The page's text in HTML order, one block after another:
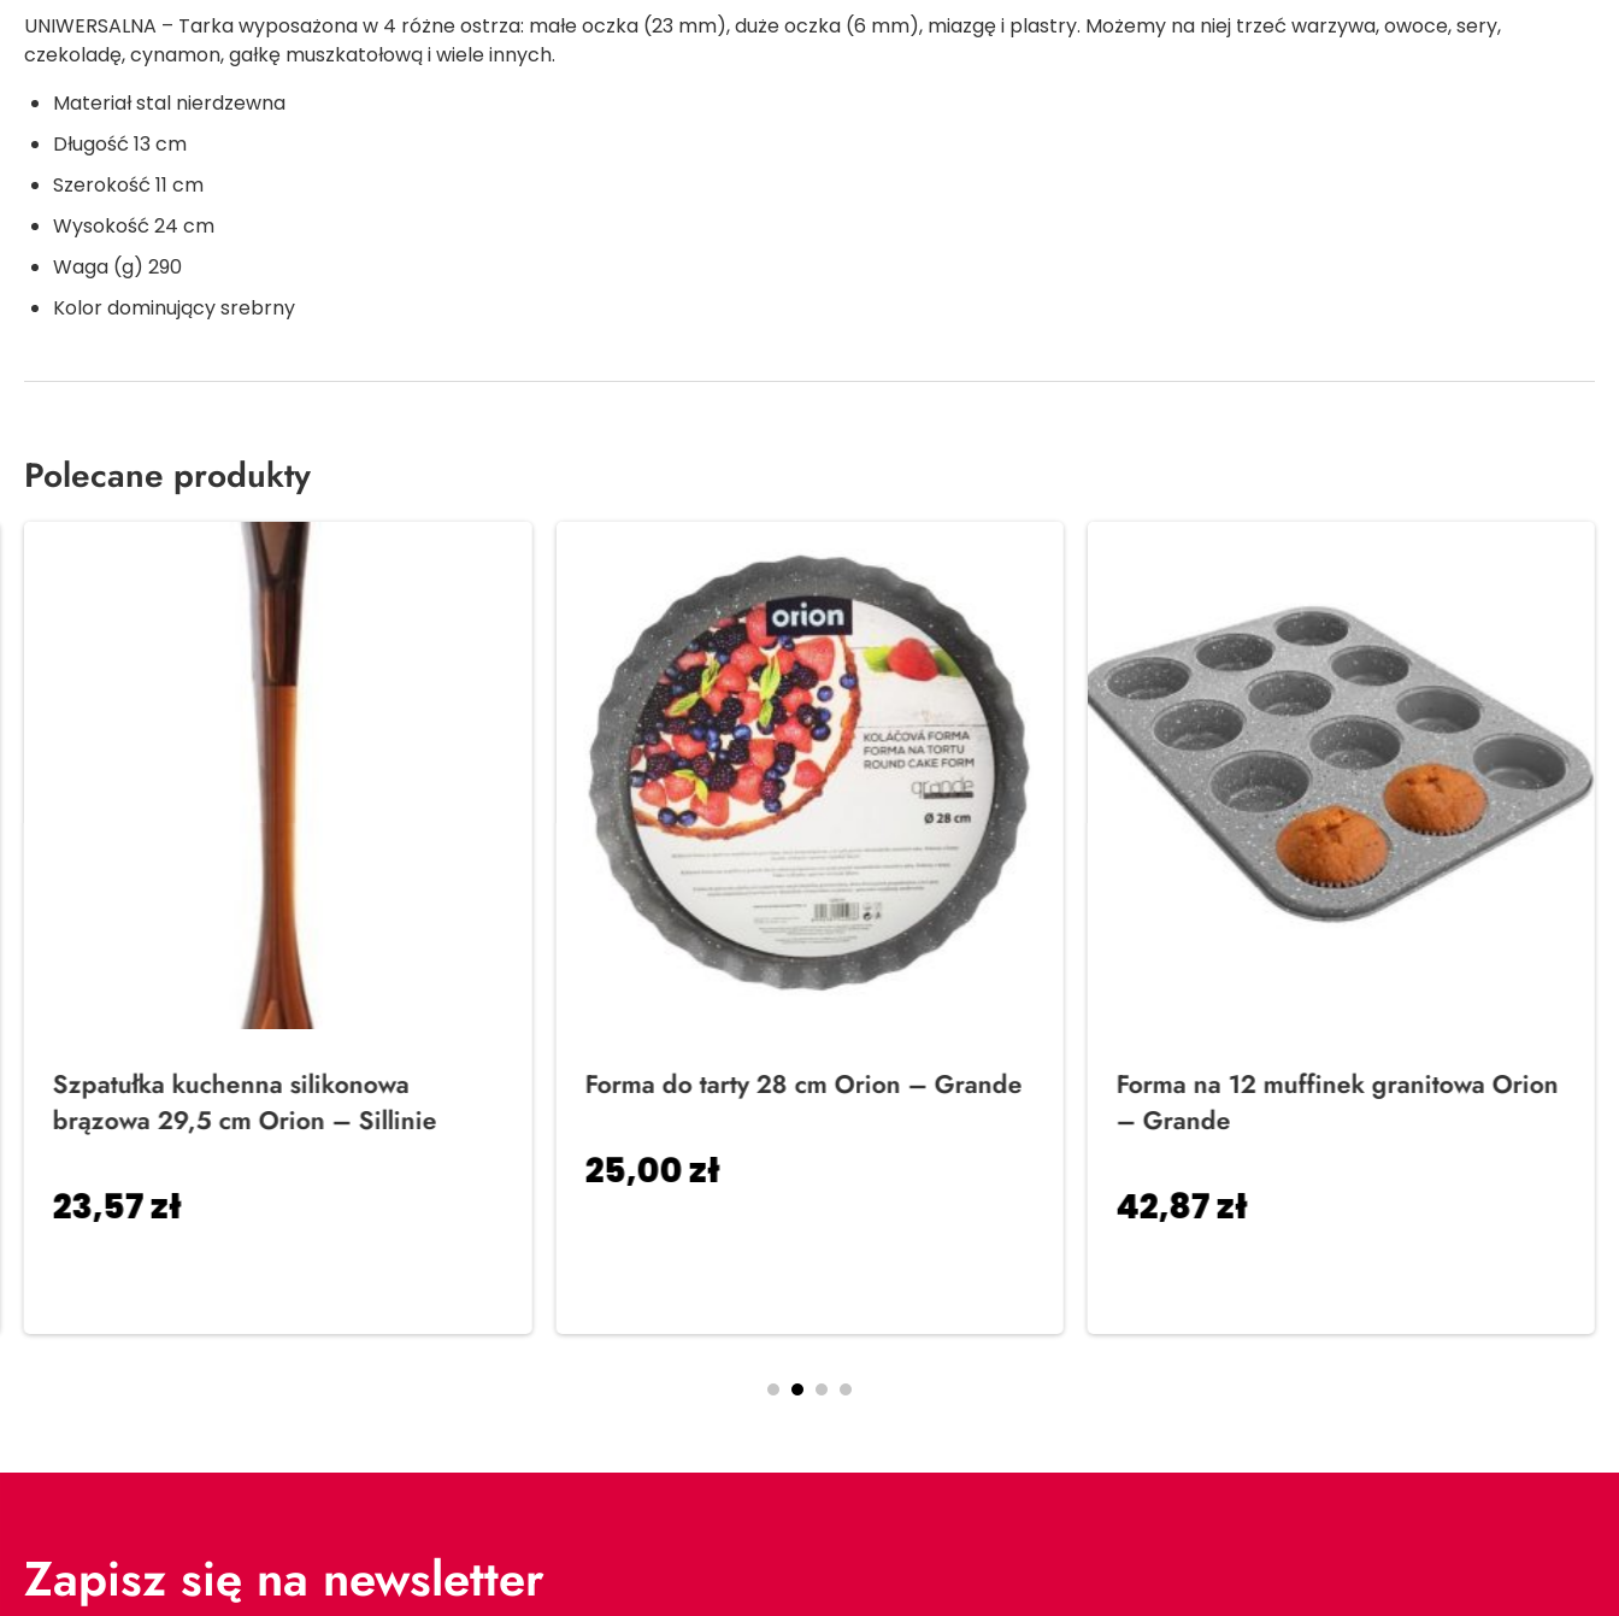
UNIWERSALNA – Tarka wyposażona w 4 różne ostrza: małe oczka (23 mm), duże oczka (6 mm), miazgę i plastry. Możemy na niej trzeć warzywa, owoce, sery,
czekoladę, cynamon, gałkę muszkatołową i wiele innych.
Materiał stal nierdzewna
Długość 13 cm
Szerokość 11 cm
Wysokość 24 cm
Waga (g) 290
Kolor dominujący srebrny
Polecane produkty
Szpatułka kuchenna silikonowa
brązowa 29,5 cm Orion – Sillinie
23,57zł
Forma do tarty 28 cm Orion – Grande
25,00zł
Forma na 12 muffinek granitowa Orion
– Grande
42,87zł
Zapisz się na newsletter